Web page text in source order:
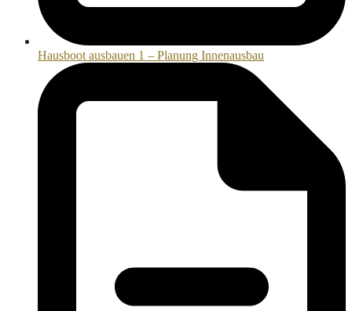
Hausboot ausbauen 1 – Planung Innenausbau